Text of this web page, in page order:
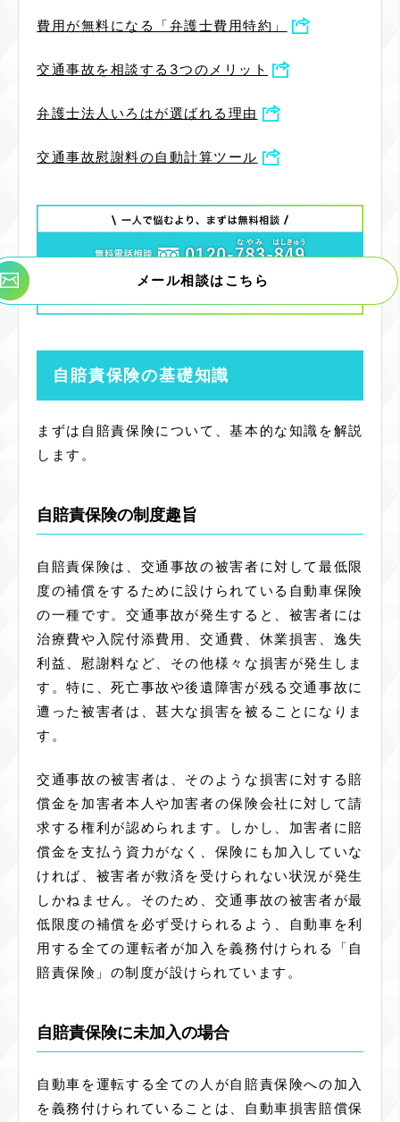
費用が無料になる「弁護士費用特約」
交通事故を相談する3つのメリット
弁護士法人いろはが選ばれる理由
交通事故慰謝料の自動計算ツール
メール相談はこちら
自賠責保険の基礎知識
まずは自賠責保険について、基本的な知識を解説
します。
自賠責保険の制度趣旨
自賠責保険は、交通事故の被害者に対して最低限
度の補償をするために設けられている自動車保険
の一種です。交通事故が発生すると、被害者には
治療費や入院付添費用、交通費、休業損害、逸失
利益、慰謝料など、その他様々な損害が発生しま
す。特に、死亡事故や後遺障害が残る交通事故に
遭った被害者は、甚大な損害を被ることになりま
す。
交通事故の被害者は、そのような損害に対する賠
償金を加害者本人や加害者の保険会社に対して請
求する権利が認められます。しかし、加害者に賠
償金を支払う資力がなく、保険にも加入していな
ければ、被害者が救済を受けられない状況が発生
しかねません。そのため、交通事故の被害者が最
低限度の補償を必ず受けられるよう、自動車を利
用する全ての運転者が加入を義務付けられる「自
賠責保険」の制度が設けられています。
自賠責保険に未加入の場合
自動車を運転する全ての人が自賠責保険への加入
を義務付けられていることは、自動車損害賠償保